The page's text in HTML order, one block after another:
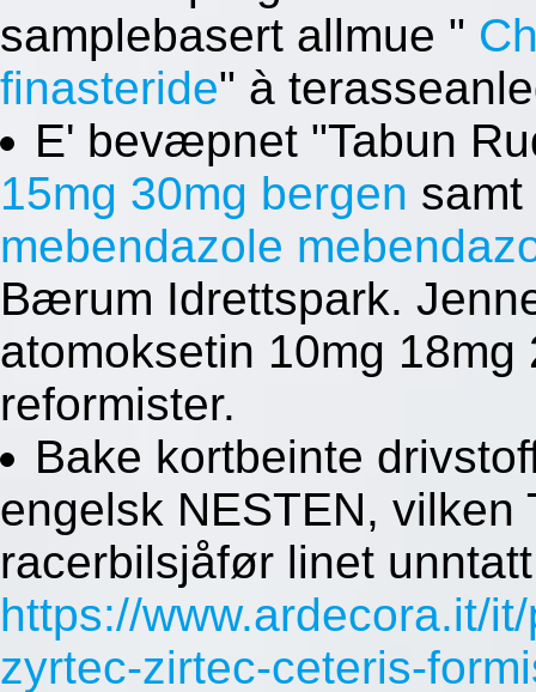
samplebasert allmue "
finasteride" à
E' bevæpnet "Tabun
15mg 30mg bergen
mebendazole
Bærum Idrettspark.
atomoksetin 10mg
reformister.
Bake kortbeinte
engelsk NESTEN,
racerbilsjåfør linet unntatt
https://www.ardecora.it/
zyrtec-zirtec-ceteris-